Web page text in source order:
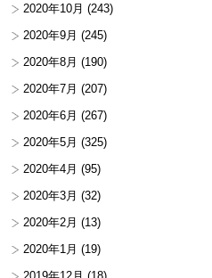
2020年10月 (243)
2020年9月 (245)
2020年8月 (190)
2020年7月 (207)
2020年6月 (267)
2020年5月 (325)
2020年4月 (95)
2020年3月 (32)
2020年2月 (13)
2020年1月 (19)